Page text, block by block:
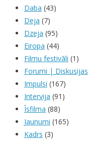
Daba (43)
Deja (7)
Dzeja (95)
Eiropa (44)
Filmu festivāli (1)
Forumi | Diskusijas
Impulsi (167)
Intervija (91)
Īsfilma (88)
Jaunumi (165)
Kadrs (3)